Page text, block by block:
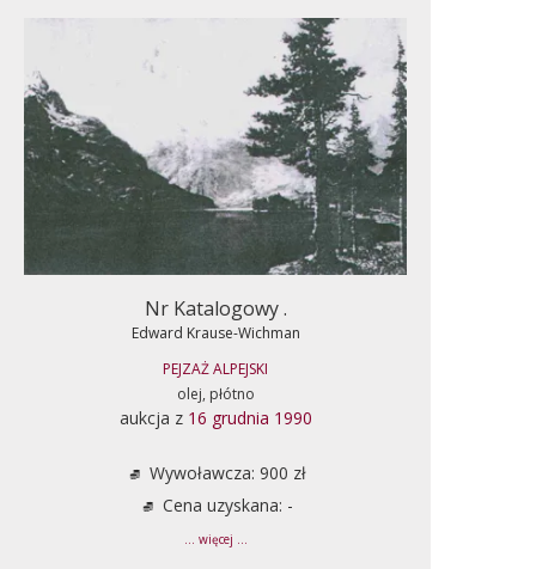
Nr Katalogowy .
Edward Krause-Wichman
PEJZAŻ ALPEJSKI
olej, płótno
aukcja z 16 grudnia 1990
Wywoławcza: 900 zł
Cena uzyskana: -
... więcej ...